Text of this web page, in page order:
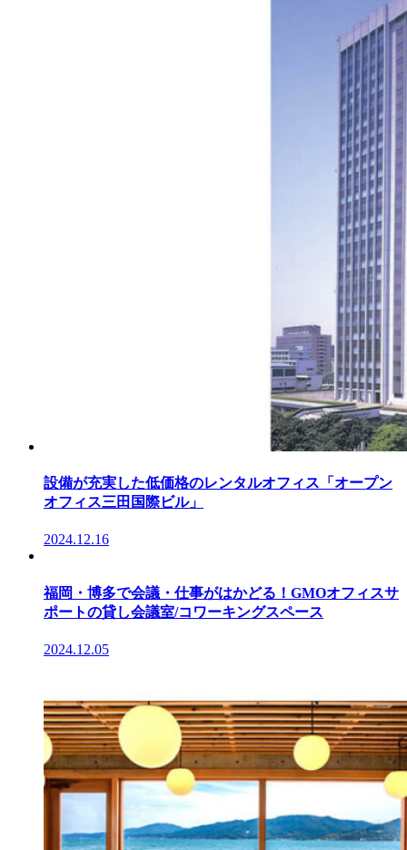
設備が充実した低価格のレンタルオフィス「オープン
オフィス三田国際ビル」
2024.12.16
福岡・博多で会議・仕事がはかどる！GMOオフィスサ
ポートの貸し会議室/コワーキングスペース
2024.12.05